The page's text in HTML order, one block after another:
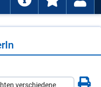
verschiedene